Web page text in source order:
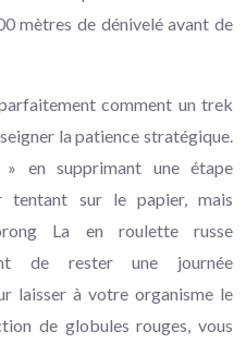
mètres de dénivelé avant de
comment un trek
la patience stratégique.
en supprimant une étape
tentant sur le papier, mais
La en roulette russe
de rester une journée
laisser à votre organisme le
de globules rouges, vous